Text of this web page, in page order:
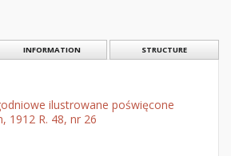
INFORMATION STRUCTURE
ilustrowane poświęcone
1912 R. 48, nr 26